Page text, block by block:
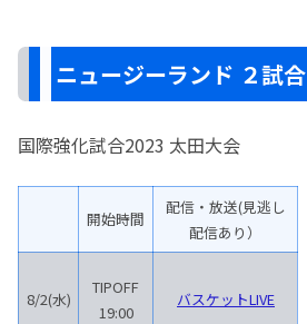
ニュージーランド ２試合
国際強化試合2023 太田大会
開始時間
配信・放送(見逃し
配信あり）
8/2(水)
TIPOFF
19:00
バスケットLIVE